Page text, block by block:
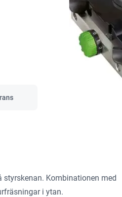
styrskenan. Kombinationen med
i ytan.